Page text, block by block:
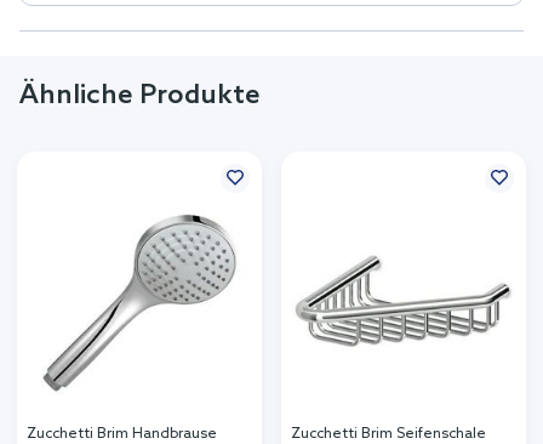
Ähnliche Produkte
Zucchetti Brim Handbrause
Zucchetti Brim Seifenschale